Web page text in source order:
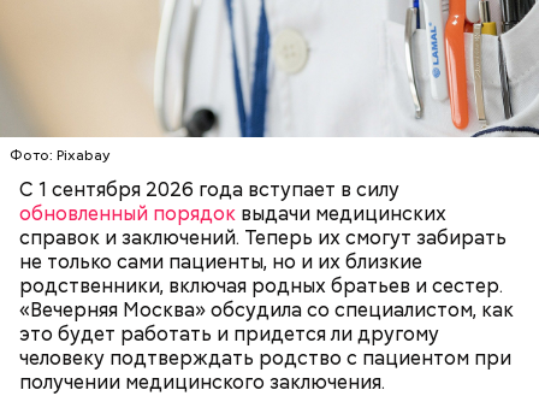
Фото: Pixabay
С 1 сентября 2026 года вступает в силу
обновленный порядок выдачи медицинских
справок и заключений. Теперь их смогут забирать
не только сами пациенты, но и их близкие
родственники, включая родных братьев и сестер.
«Вечерняя Москва» обсудила со специалистом, как
это будет работать и придется ли другому
человеку подтверждать родство с пациентом при
получении медицинского заключения.
кабачок;
лук;
растительное масло;
соль, перец по вкусу;
свежий базилик;
сливки жирностью 20 процентов.